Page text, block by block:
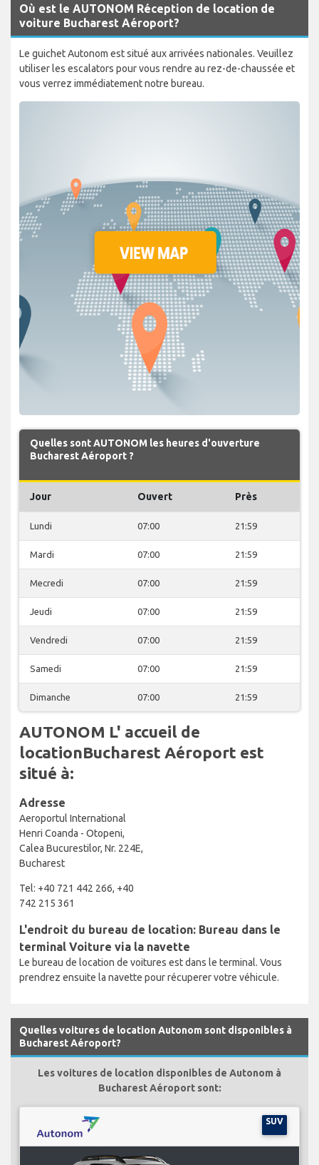
Où est le AUTONOM Réception de location de
voiture Bucharest Aéroport?
Le guichet Autonom est situé aux arrivées nationales. Veuillez
utiliser les escalators pour vous rendre au rez-de-chaussée et
vous verrez immédiatement notre bureau.
Quelles sont AUTONOM les heures d'ouverture
Bucharest Aéroport ?
Jour Ouvert Près
Lundi 07:00 21:59
Mardi 07:00 21:59
Mecredi 07:00 21:59
Jeudi 07:00 21:59
Vendredi 07:00 21:59
Samedi 07:00 21:59
Dimanche 07:00 21:59
AUTONOM L' accueil de
locationBucharest Aéroport est
situé à:
Adresse
Aeroportul International
Henri Coanda - Otopeni,
Calea Bucurestilor, Nr. 224E,
Bucharest
Tel: +40 721 442 266, +40
742 215 361
L'endroit du bureau de location: Bureau dans le
terminal Voiture via la navette
Le bureau de location de voitures est dans le terminal. Vous
prendrez ensuite la navette pour récuperer votre véhicule.
Quelles voitures de location Autonom sont disponibles à
Bucharest Aéroport?
Les voitures de location disponibles de Autonom à
Bucharest Aéroport sont:
SUV